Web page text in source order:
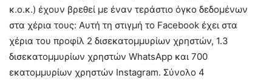
κ.ο.κ.) έχουν βρεθεί με έναν τεράστιο όγκο δεδομένων
στα χέρια τους: Αυτή τη στιγμή το Facebook έχει στα
χέρια του προφίλ 2 δισεκατομμυρίων χρηστών, 1.3
δισεκατομμυρίων χρηστών WhatsApp και 700
εκατομμυρίων χρηστών Instagram. Σύνολο 4